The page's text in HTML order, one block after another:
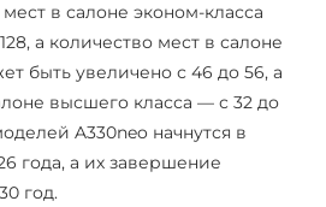
в салоне эконом-класса
а количество мест в салоне
быть увеличено с 46 до 56, а
высшего класса — с 32 до
A330neo начнутся в
года, а их завершение
год.